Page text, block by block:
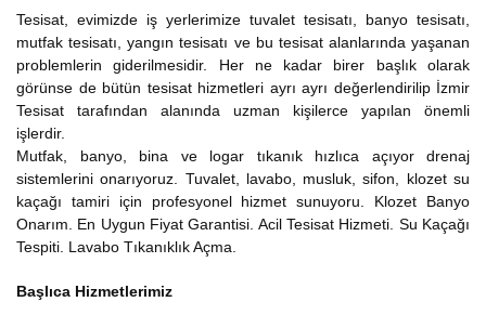
Tesisat, evimizde iş yerlerimize tuvalet tesisatı, banyo tesisatı,
mutfak tesisatı, yangın tesisatı ve bu tesisat alanlarında yaşanan
problemlerin giderilmesidir. Her ne kadar birer başlık olarak
görünse de bütün tesisat hizmetleri ayrı ayrı değerlendirilip İzmir
Tesisat tarafından alanında uzman kişilerce yapılan önemli
işlerdir.
Mutfak, banyo, bina ve logar tıkanık hızlıca açıyor drenaj
sistemlerini onarıyoruz. Tuvalet, lavabo, musluk, sifon, klozet su
kaçağı tamiri için profesyonel hizmet sunuyoru. Klozet Banyo
Onarım. En Uygun Fiyat Garantisi. Acil Tesisat Hizmeti. Su Kaçağı
Tespiti. Lavabo Tıkanıklık Açma.
Başlıca Hizmetlerimiz